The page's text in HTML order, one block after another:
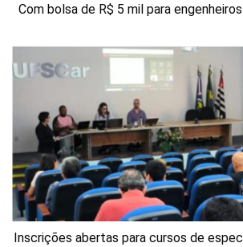
Com bolsa de R$ 5 mil para
Inscrições abertas para cursos de